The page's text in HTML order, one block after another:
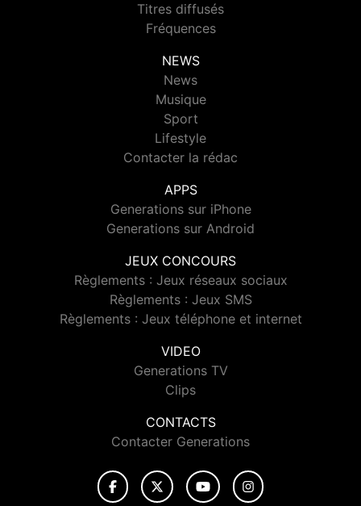
Titres diffusés
Fréquences
NEWS
News
Musique
Sport
Lifestyle
Contacter la rédac
APPS
Generations sur iPhone
Generations sur Android
JEUX CONCOURS
Règlements : Jeux réseaux sociaux
Règlements : Jeux SMS
Règlements : Jeux téléphone et internet
VIDEO
Generations TV
Clips
CONTACTS
Contacter Generations